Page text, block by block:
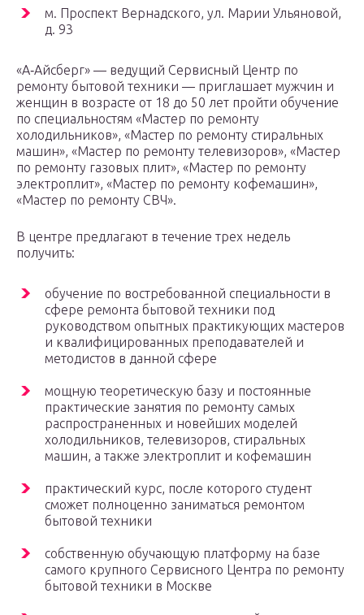
м. Проспект Вернадского, ул. Марии Ульяновой,
д. 93
«А‑Айсберг» — ведущий Сервисный Центр по
ремонту бытовой техники — приглашает мужчин и
женщин в возрасте от 18 до 50 лет пройти обучение
по специальностям «Мастер по ремонту
холодильников», «Мастер по ремонту стиральных
машин», «Мастер по ремонту телевизоров», «Мастер
по ремонту газовых плит», «Мастер по ремонту
электроплит», «Мастер по ремонту кофемашин»,
«Мастер по ремонту СВЧ».
В центре предлагают в течение трех недель
получить:
обучение по востребованной специальности в
сфере ремонта бытовой техники под
руководством опытных практикующих мастеров
и квалифицированных преподавателей и
методистов в данной сфере
мощную теоретическую базу и постоянные
практические занятия по ремонту самых
распространенных и новейших моделей
холодильников, телевизоров, стиральных
машин, а также электроплит и кофемашин
практический курс, после которого студент
сможет полноценно заниматься ремонтом
бытовой техники
собственную обучающую платформу на базе
самого крупного Сервисного Центра по ремонту
бытовой техники в Москве